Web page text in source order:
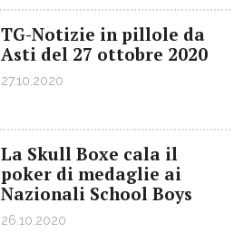
TG-Notizie in pillole da
Asti del 27 ottobre 2020
27.10.2020
La Skull Boxe cala il
poker di medaglie ai
Nazionali School Boys
26.10.2020